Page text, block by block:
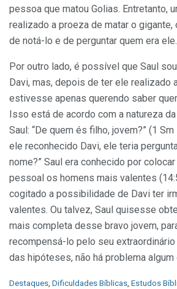
pessoa que matou Golias. Entretanto,
realizado a proeza de matar o gigante,
de notá-lo e de perguntar quem era ele.
Por outro lado, é possível que Saul
Davi, mas, depois de ter ele realizado
estivesse apenas querendo saber
Isso está de acordo com a natureza
Saul: “De quem és filho, jovem?” (1
ele reconhecido Davi, ele teria
nome?” Saul era conhecido por
pessoal os homens mais valentes
cogitado a possibilidade de Davi ter
valentes. Ou talvez, Saul quisesse
mais completa desse bravo jovem,
recompensá-lo pelo seu
das hipóteses, não há problema algum
C
Destaques, Dificuldades Bíblicas, Estudos